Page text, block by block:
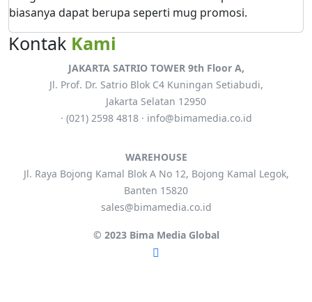
biasanya dapat berupa seperti mug promosi.
Kontak Kami
JAKARTA SATRIO TOWER 9th Floor A,
Jl. Prof. Dr. Satrio Blok C4 Kuningan Setiabudi,
Jakarta Selatan 12950
· (021) 2598 4818 · info@bimamedia.co.id
WAREHOUSE
Jl. Raya Bojong Kamal Blok A No 12, Bojong Kamal Legok,
Banten 15820
sales@bimamedia.co.id
© 2023 Bima Media Global